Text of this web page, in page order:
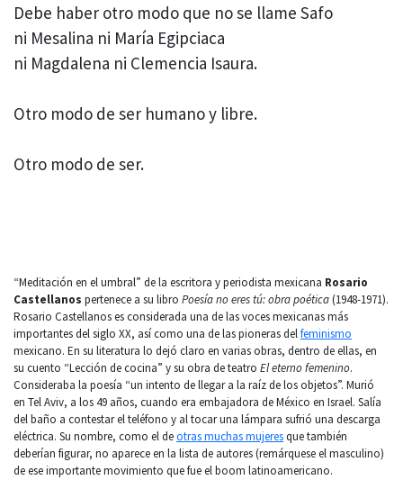
Debe haber otro modo que no se llame Safo
ni Mesalina ni María Egipciaca
ni Magdalena ni Clemencia Isaura.
Otro modo de ser humano y libre.
Otro modo de ser.
“Meditación en el umbral” de la escritora y periodista mexicana Rosario
Castellanos pertenece a su libro Poesía no eres tú: obra poética(1948-1971).
Rosario Castellanos es considerada una de las voces mexicanas más
importantes del siglo XX, así como una de las pioneras delfeminismo
mexicano. En su literatura lo dejó claro en varias obras, dentro de ellas, en
su cuento “Lección de cocina” y su obra de teatro El eterno femenino.
Consideraba la poesía “un intento de llegar a la raíz de los objetos”. Murió
en Tel Aviv, a los 49 años, cuando era embajadora de México en Israel. Salía
del baño a contestar el teléfono y al tocar una lámpara sufrió una descarga
eléctrica. Su nombre, como el deotras muchas mujeresque también
deberían figurar, no aparece en la lista de autores (remárquese el masculino)
de ese importante movimiento que fue el boom latinoamericano.